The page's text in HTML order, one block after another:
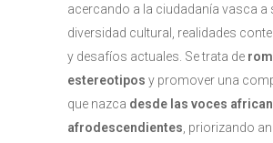
acercando a la ciudadanía vasca a
diversidad cultural, realidades
y desafíos actuales. Se trata de
estereotipos y promover una
que nazca desde las voces
afrodescendientes, priorizando